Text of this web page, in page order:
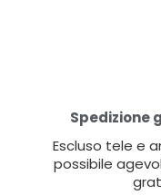
Spedizione
Escluso tele e
possibile